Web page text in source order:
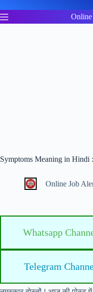
to
content
Symptoms Meaning in Hindi :
Online Job
Whatsapp
Telegram